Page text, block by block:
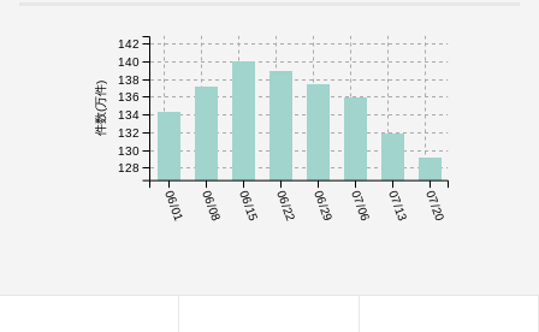
06/01 06/08 06/15 06/22 06/29 07/06 07/13 07/20
件数(万件)
128
130
132
134
136
138
140
142